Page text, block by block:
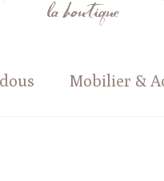
Mobilier &